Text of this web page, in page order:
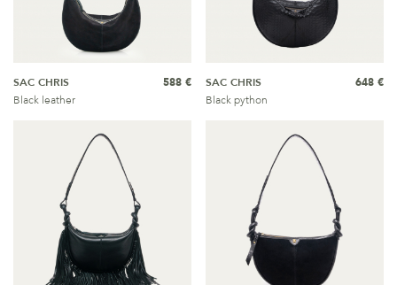
SAC CHRIS
Black leather
588 €
SAC CHRIS
Black python
648 €